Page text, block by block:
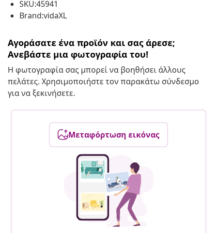
SKU:45941
Brand:vidaXL
Αγοράσατε ένα προϊόν και σας άρεσε;
Ανεβάστε μια φωτογραφία του!
Η φωτογραφία σας μπορεί να βοηθήσει άλλους
πελάτες. Χρησιμοποιήστε τον παρακάτω σύνδεσμο
για να ξεκινήσετε.
Μεταφόρτωση εικόνας